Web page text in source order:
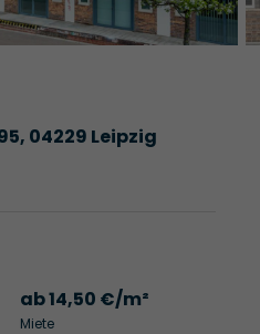
04229 Leipzig
ab 14,50 €/m²
Miete